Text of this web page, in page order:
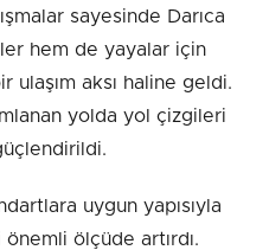
sayesinde Darıca
hem de yayalar için
ulaşım aksı haline geldi.
yolda yol çizgileri
uygun yapısıyla
ölçüde artırdı.